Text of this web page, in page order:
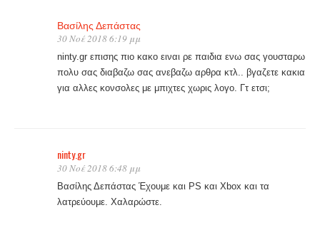
Βασίλης Δεπάστας
30 Νοέ 2018 6:19 μμ
ninty.gr επισης πιο κακο ειναι ρε παιδια ενω σας γουσταρω
πολυ σας διαβαζω σας ανεβαζω αρθρα κτλ.. βγαζετε κακια
για αλλες κονσολες με μπιχτες χωρις λογο. Γτ ετσι;
ninty.gr
30 Νοέ 2018 6:48 μμ
Βασίλης Δεπάστας Έχουμε και PS και Xbox και τα
λατρεύουμε. Χαλαρώστε.